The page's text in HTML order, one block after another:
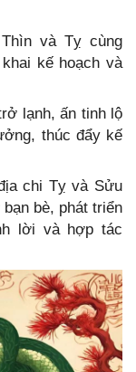
và Tỵ cùng
kế hoạch và
lạnh, ấn tinh lộ
thúc đẩy kế
chi Tỵ và Sửu
bè, phát triển
lời và hợp tác